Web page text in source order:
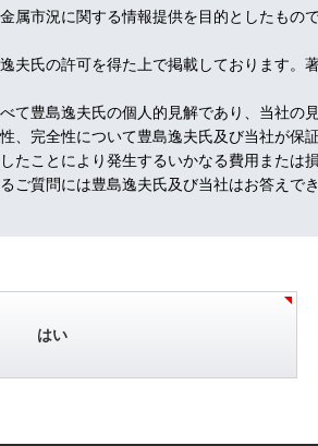
一角ということになりそうですね。
属市況に関する情報提供を目的としたもの
夫氏の許可を得た上で掲載しております。
て豊島逸夫氏の個人的見解であり、当社の
、完全性について豊島逸夫氏及び当社が保
たことにより発生するいかなる費用または
ご質問には豊島逸夫氏及び当社はお答えで
はい